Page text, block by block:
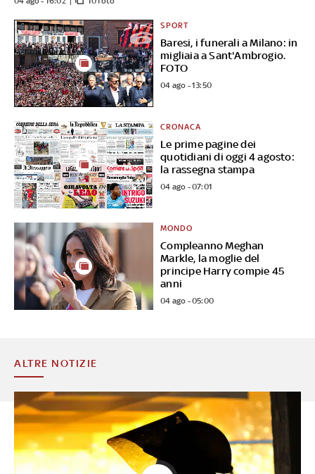
Baresi, i funerali a Milano: in
migliaia a Sant'Ambrogio.
FOTO
SPORT
04 ago - 13:50
Le prime pagine dei
quotidiani di oggi 4 agosto:
la rassegna stampa
CRONACA
04 ago - 07:01
Compleanno Meghan
Markle, la moglie del
principe Harry compie 45
anni
MONDO
04 ago - 05:00
ALTRE NOTIZIE